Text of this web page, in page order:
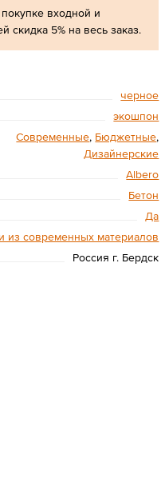
входной и
скидка 5% на весь заказ.
черное
экошпон
Современные, Бюджетные,
Дизайнерские
Albero
Бетон
Да
из современных материалов
Россия г. Бердск